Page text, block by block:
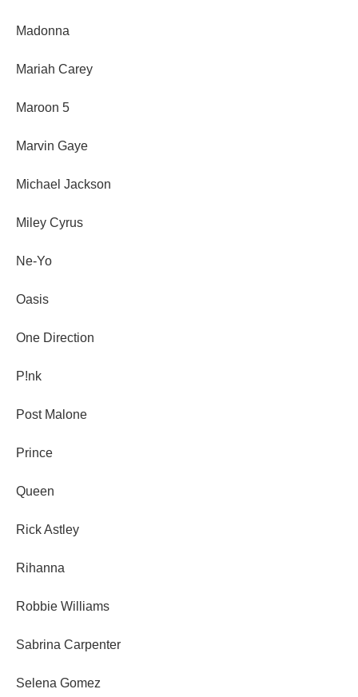
Madonna
Mariah Carey
Maroon 5
Marvin Gaye
Michael Jackson
Miley Cyrus
Ne-Yo
Oasis
One Direction
P!nk
Post Malone
Prince
Queen
Rick Astley
Rihanna
Robbie Williams
Sabrina Carpenter
Selena Gomez